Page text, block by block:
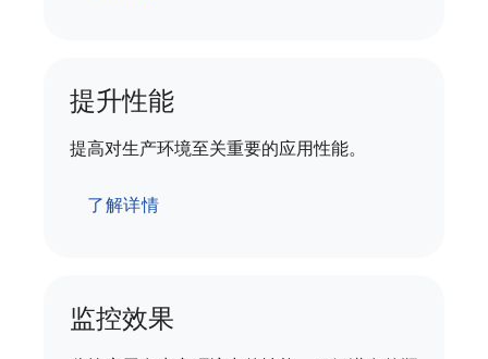
提升性能
提高对生产环境至关重要的应用性能。
了解详情
监控效果